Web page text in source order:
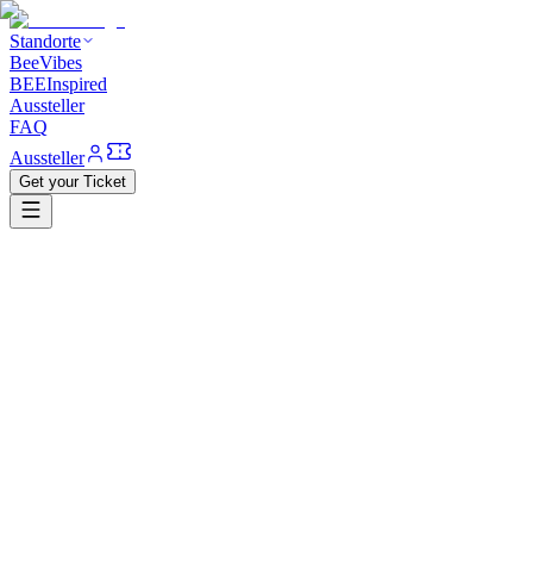
Standorte
BeeVibes
BEEInspired
Aussteller
FAQ
Aussteller
Get your Ticket